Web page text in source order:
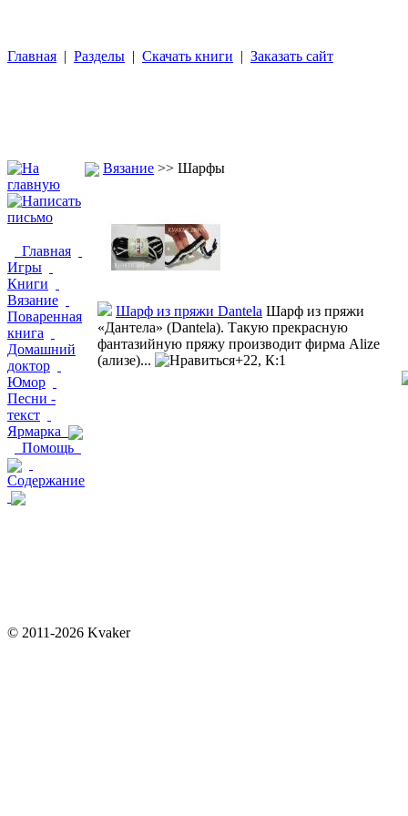
Главная | Разделы | Скачать книги | Заказать сайт
Главная
Игры
Книги
Вязание
Поваренная
книга
Домашний
доктор
Юмор
Песни -
текст
Ярмарка
Помощь
Содержание
Вязание >> Шарфы
Шарф из пряжи Dantela Шарф из пряжи
«Дантела» (Dantela). Такую прекрасную
фантазийную пряжу производит фирма Alize
(ализе)...
+22, К:1
© 2011-2026 Kvaker